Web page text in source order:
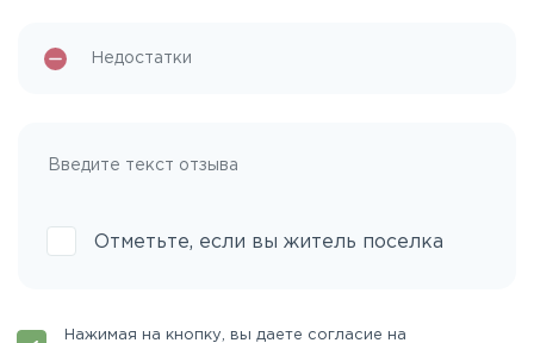
Отметьте, если вы житель поселка
Нажимая на кнопку, вы даете согласие на